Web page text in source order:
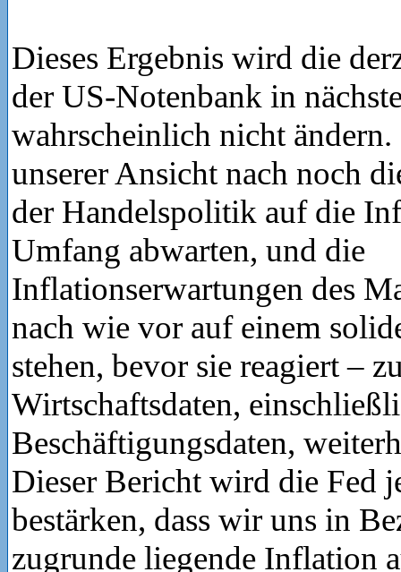
Dieses Ergebnis wird die
der US-Notenbank in
wahrscheinlich nicht ändern.
unserer Ansicht nach noch
der Handelspolitik auf die
Umfang abwarten, und die
Inflationserwartungen des
nach wie vor auf einem
stehen, bevor sie reagiert –
Wirtschaftsdaten,
Beschäftigungsdaten,
Dieser Bericht wird die Fed
bestärken, dass wir uns in
zugrunde liegende Inflation